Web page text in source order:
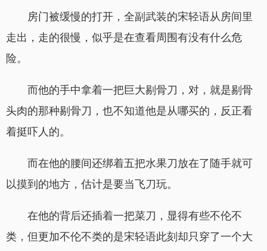
房门被缓慢的打开，全副武装的宋轻语从房间里
走出，走的很慢，似乎是在查看周围有没有什么危
险。
而他的手中拿着一把巨大剔骨刀，对，就是剔骨
头肉的那种剔骨刀，也不知道他是从哪买的，反正看
着挺吓人的。
而在他的腰间还绑着五把水果刀放在了随手就可
以摸到的地方，估计是要当飞刀玩。
在他的背后还插着一把菜刀，显得有些不伦不
类，但更加不伦不类的是宋轻语此刻却只穿了一个大